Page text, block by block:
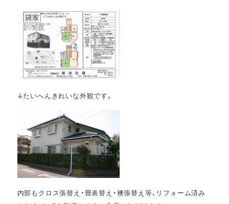
↓たいへんきれいな外観です。
内部もクロス張替え・畳表替え・襖張替え等、 リフォーム済み